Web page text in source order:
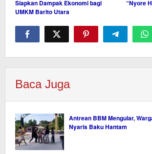
Siapkan Dampak Ekonomi bagi
UMKM Barito Utara
“Nyore
Baca Juga
Antrean BBM Mengular,
Nyaris Baku Hantam